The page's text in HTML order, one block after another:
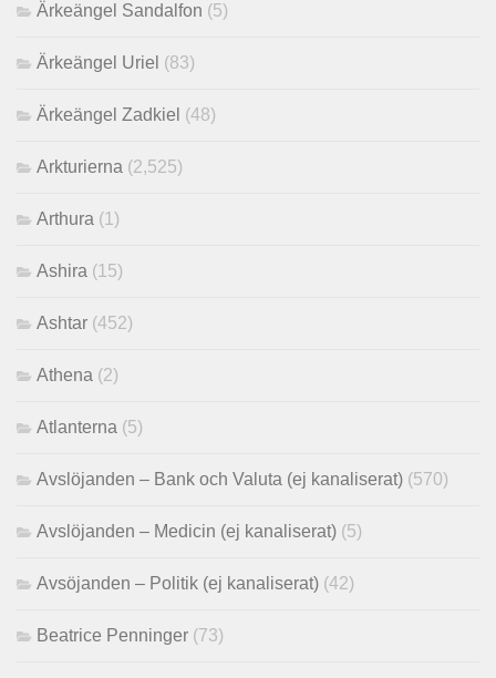
Ärkeängel Sandalfon (5)
Ärkeängel Uriel (83)
Ärkeängel Zadkiel (48)
Arkturierna (2,525)
Arthura (1)
Ashira (15)
Ashtar (452)
Athena (2)
Atlanterna (5)
Avslöjanden – Bank och Valuta (ej kanaliserat) (570)
Avslöjanden – Medicin (ej kanaliserat) (5)
Avsöjanden – Politik (ej kanaliserat) (42)
Beatrice Penninger (73)